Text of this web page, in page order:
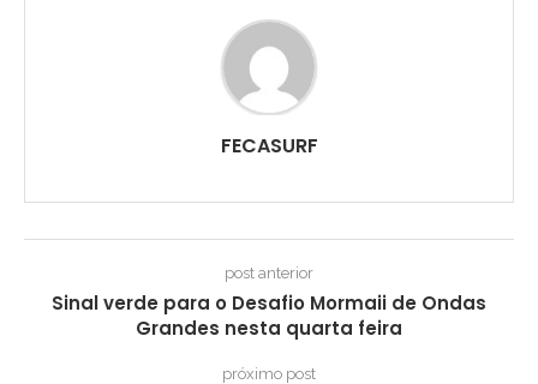
FECASURF
post anterior
Sinal verde para o Desafio Mormaii de Ondas
Grandes nesta quarta feira
próximo post